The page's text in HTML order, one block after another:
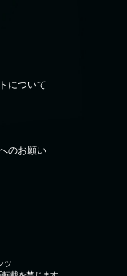
について
のお願い
ツ